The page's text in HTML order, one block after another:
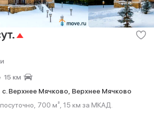
15 км
с. Верхнее Мячково, Верхнее Мячково
700 м², 15 км за МКАД.